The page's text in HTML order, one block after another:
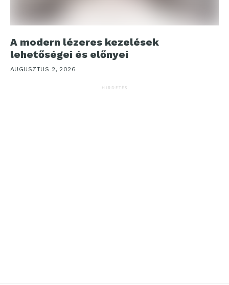
A modern lézeres kezelések
lehetőségei és előnyei
AUGUSZTUS 2, 2026
HIRDETÉS